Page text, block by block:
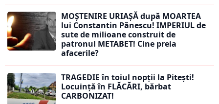
MOȘTENIRE URIAȘĂ după MOARTEA
lui Constantin Pănescu! IMPERIUL de
sute de milioane construit de
patronul METABET! Cine preia
afacerile?
TRAGEDIE în toiul nopții la Pitești!
Locuință în FLĂCĂRI, bărbat
CARBONIZAT!